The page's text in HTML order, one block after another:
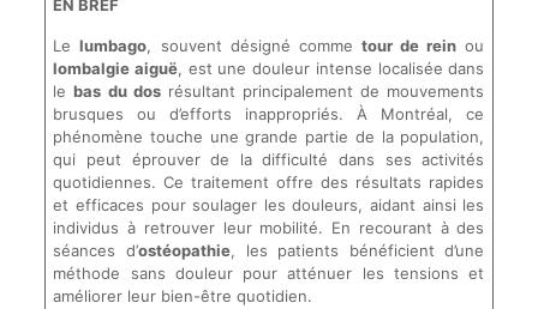
EN BREF
Lelumbago, souvent désigné comme tour de rein ou
lombalgie aiguë, est une douleur intense localisée dans
lebas du dosrésultant principalement de mouvements
brusques ou d’efforts inappropriés. À Montréal, ce
phénomène touche une grande partie de la population,
qui peut éprouver de la difficulté dans ses activités
quotidiennes. Ce traitement offre des résultats rapides
et efficaces pour soulager les douleurs, aidant ainsi les
individus à retrouver leur mobilité. En recourant à des
séances d’ostéopathie, les patients bénéficient d’une
méthode sans douleur pour atténuer les tensions et
améliorer leur bien-être quotidien.